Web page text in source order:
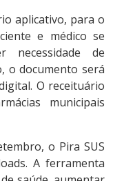
aplicativo, para o
e médico se
necessidade de
o documento será
O receituário
municipais
o Pira SUS
A ferramenta